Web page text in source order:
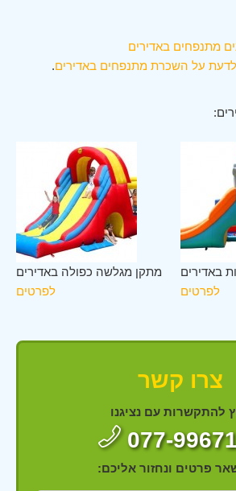
מתנפחים באדירים
על השכרת מתנפחים באדירים.
מתקן מגלשה כפולה באדירים
לפרטים
לפרטים
צרו קשר
להתקשרות עם נציגנו
077-
פרטים ונחזור אליכם: